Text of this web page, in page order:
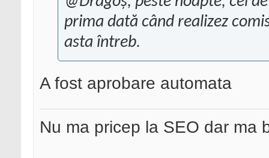
prima dată când realizez
asta întreb.
A fost aprobare automata
Nu ma pricep la SEO dar ma